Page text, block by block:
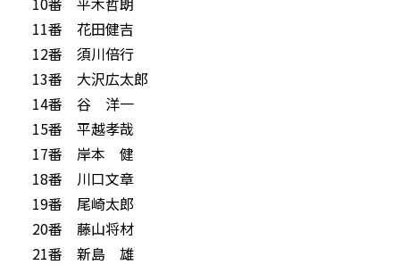
11番 花田健吉
12番 須川倍行
13番 大沢広太郎
14番 谷 洋一
15番 平越孝哉
17番 岸本 健
18番 川口文章
19番 尾崎太郎
20番 藤山将材
21番 新島 雄